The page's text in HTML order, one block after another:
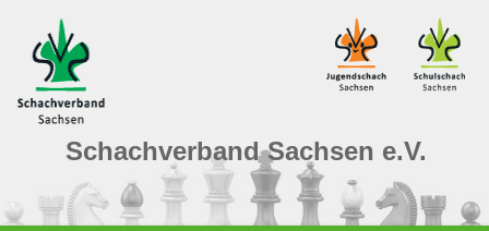
Schachverband Sachsen e.V.